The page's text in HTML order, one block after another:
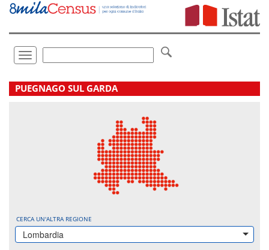
Vai
direttamente
Toggle
navigation
.
PUEGNAGO SUL GARDA
CERCA UN'ALTRA REGIONE
Lombardia